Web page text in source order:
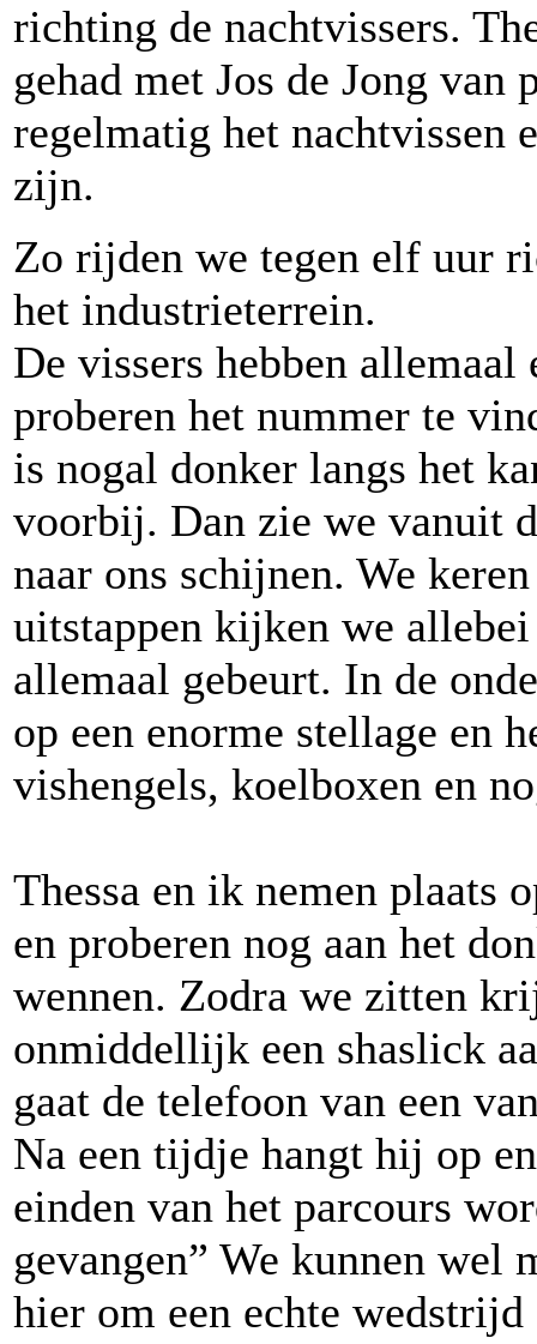
richting de nachtvissers.
gehad met Jos de Jong van
regelmatig het nachtvissen
zijn.
Zo rijden we tegen elf uur
het industrieterrein.
De vissers hebben
proberen het nummer te
is nogal donker langs het
voorbij. Dan zie we vanuit
naar ons schijnen. We
uitstappen kijken we
allemaal gebeurt. In de
op een enorme stellage en
vishengels, koelboxen en
Thessa en ik nemen plaats
en proberen nog aan het
wennen. Zodra we zitten
onmiddellijk een shaslick
gaat de telefoon van een
Na een tijdje hangt hij op
einden van het parcours
gevangen” We kunnen wel
hier om een echte wedstrijd